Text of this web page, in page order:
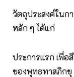
วัตถุประสงค์ใน
หลัก ๆ ได้แก่
ประการแรก เพื่
ของพุทธทาสภิกขุ